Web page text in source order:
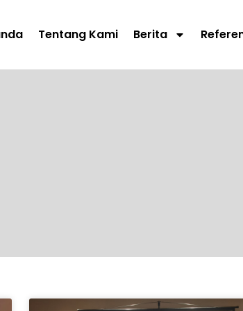
Tentang Kami Berita